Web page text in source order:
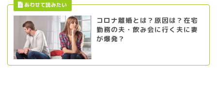
コロナ離婚とは？原因は？在宅
勤務の夫・飲み会に行く夫に妻
が爆発？